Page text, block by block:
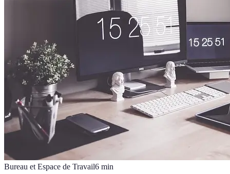
Bureau et Espace de Travail6 min